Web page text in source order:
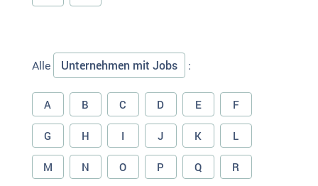
Alle Unternehmen mit Jobs :
A B C D E F
G H I J K L
M N O P Q R